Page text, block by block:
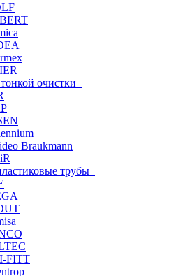
очистки
Braukmann
трубы
FITT